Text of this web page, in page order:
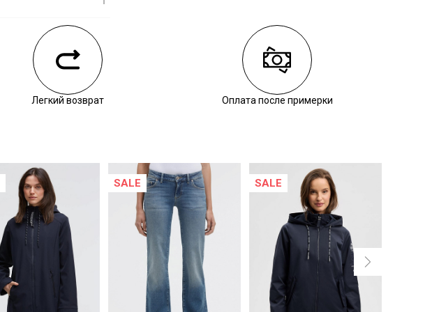
Легкий возврат Оплата после примерки
SALE SALE